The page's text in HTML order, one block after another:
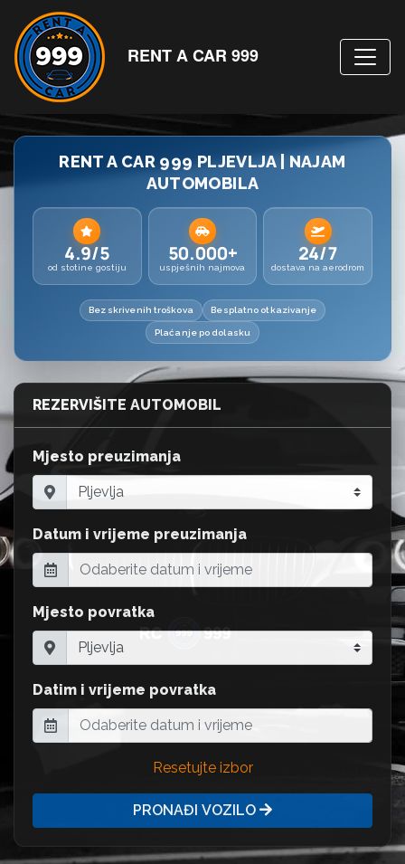
RENT A CAR 999
RENT A CAR 999 PLJEVLJA | NAJAM
AUTOMOBILA
4.9/5
od stotine gostiju
50.000+
uspješnih najmova
24/7
dostava na aerodrom
Bez skrivenih troškova Besplatno otkazivanje
Plaćanje po dolasku
REZERVIŠITE AUTOMOBIL
Mjesto preuzimanja
Datum i vrijeme preuzimanja
Mjesto povratka
Datim i vrijeme povratka
Resetujte izbor
PRONAĐI VOZILO